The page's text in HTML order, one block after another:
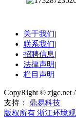
关于我们|
联系我们|
招聘信息|
法律声明|
栏目声明
CopyRight © zjgc.net
支持： 鼎易科技
版权所有 浙江环境